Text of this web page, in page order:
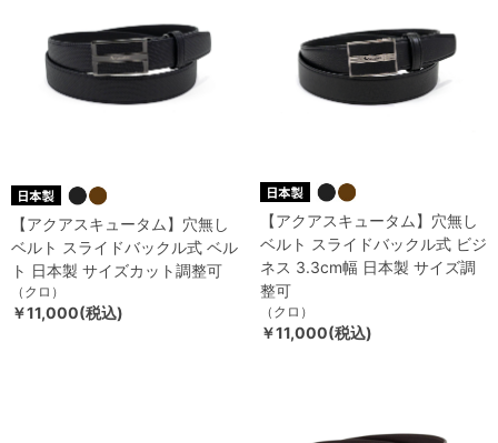
【アクアスキュータム】穴無し
ベルト スライドバックル式 ベル
ト 日本製 サイズカット調整可
（クロ）
￥11,000(税込)
【アクアスキュータム】穴無し
ベルト スライドバックル式 ビジ
ネス 3.3cm幅 日本製 サイズ調
整可
（クロ）
￥11,000(税込)